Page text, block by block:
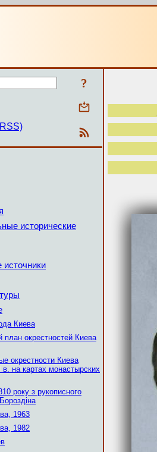
?
исторические
источники
Киева
план окрестностей Киева
окрестности Киева
на картах монастырских
року з рукописного
1963
1982